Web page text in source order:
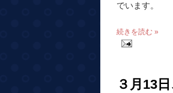
でいます。
続きを読む »
３月13